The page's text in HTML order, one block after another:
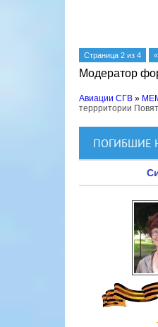
Страница 2 из 4 «
Модератор
Авиации СГВ »
террритории
ПОГИБШИЕ